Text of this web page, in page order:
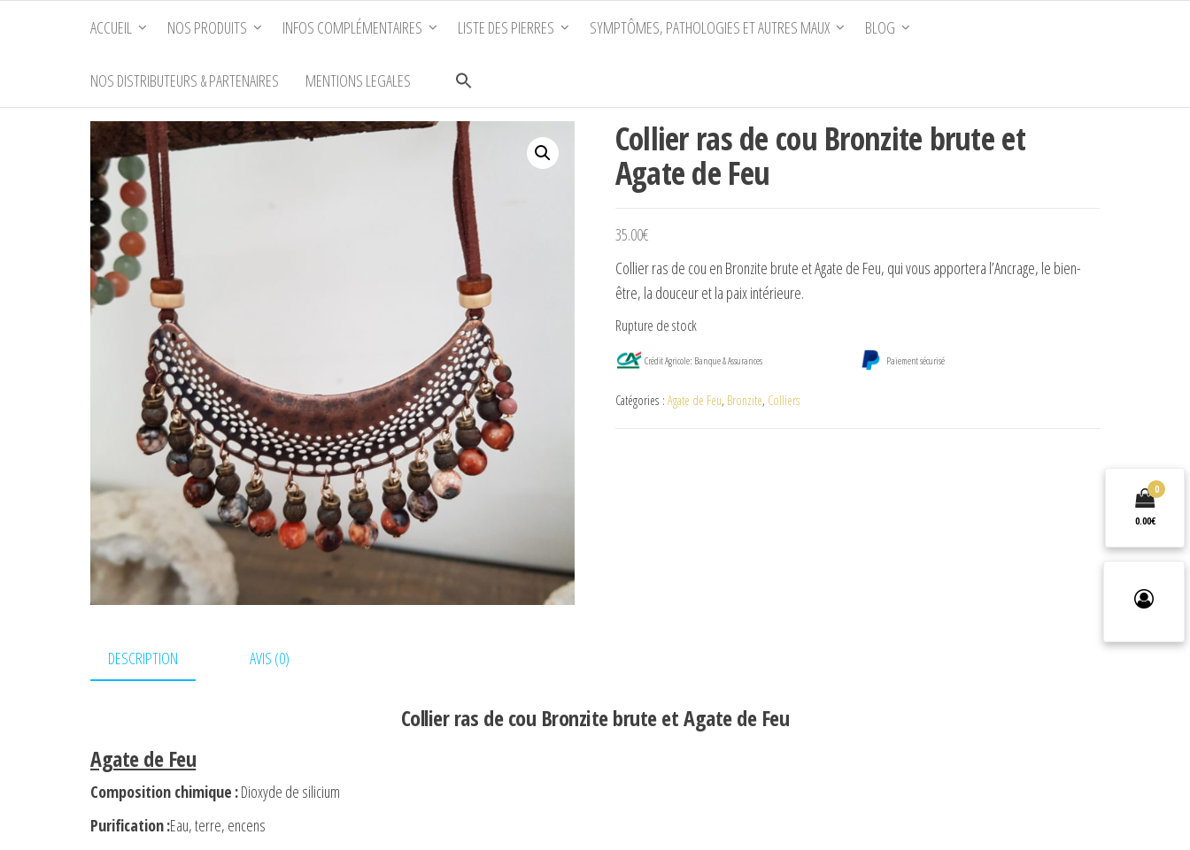
ACCUEIL NOS PRODUITS INFOS COMPLÉMENTAIRES LISTE DES PIERRES SYMPTÔMES, PATHOLOGIES ET AUTRES MAUX BLOG
NOS DISTRIBUTEURS & PARTENAIRES MENTIONS LEGALES
Collier ras de cou Bronzite brute et
Agate de Feu
35.00€
Collier ras de cou en Bronzite brute et Agate de Feu, qui vous apportera l’Ancrage, le bien-
être, la douceur et la paix intérieure.
Rupture de stock
Crédit Agricole: Banque & Assurances Paiement sécurisé
Catégories : Agate de Feu, Bronzite, Colliers
DESCRIPTION AVIS (0)
Collier ras de cou Bronzite brute et Agate de Feu
Agate de Feu
Composition chimique :Dioxyde de silicium
Purification:Eau, terre, encens
0
0.00€